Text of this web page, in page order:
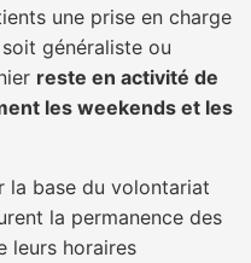
une prise en charge
généraliste ou
reste en activité de
les weekends et les
la base du volontariat
la permanence des
leurs horaires